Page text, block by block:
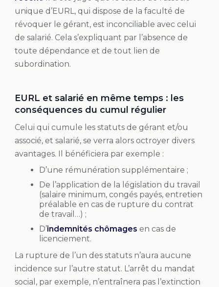
unique d’EURL, qui dispose de la faculté de
révoquer le gérant, est inconciliable avec celui
de salarié. Cela s’expliquant par l’absence de
toute dépendance et de tout lien de
subordination.
EURL et salarié en même temps : les
conséquences du cumul régulier
Celui qui cumule les statuts de gérant et/ou
associé, et salarié, se verra alors octroyer divers
avantages. Il bénéficiera par exemple :
D’une rémunération supplémentaire ;
De l’application de la législation du travail
(salaire minimum, congés payés, entretien
préalable en cas de rupture du contrat
de travail…) ;
D’indemnités chômages en cas de
licenciement.
La rupture de l’un des statuts n’aura aucune
incidence sur l’autre statut. L’arrêt du mandat
social, par exemple, n’entraînera pas l’extinction